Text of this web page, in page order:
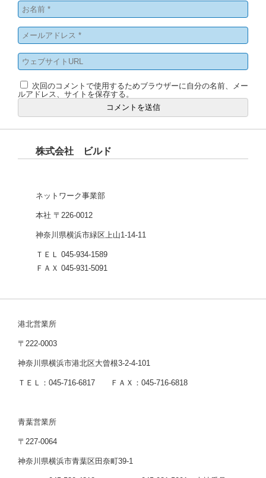
次回のコメントで使用するためブラウザーに自分の名前、メー
ルアドレス、サイトを保存する。
株式会社 ビルド
ネットワーク事業部
本社 〒226-0012
神奈川県横浜市緑区上山1-14-11
ＴＥＬ 045-934-1589
ＦＡＸ 045-931-5091
港北営業所
〒222-0003
神奈川県横浜市港北区大曾根3-2-4-101
ＴＥＬ：045-716-6817 ＦＡＸ：045-716-6818
青葉営業所
〒227-0064
神奈川県横浜市青葉区田奈町39-1